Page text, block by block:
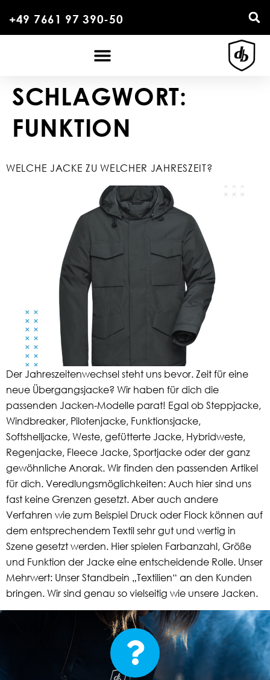
+49 7661 97 390-50
SCHLAGWORT:
FUNKTION
WELCHE JACKE ZU WELCHER JAHRESZEIT?
Der Jahreszeitenwechsel steht uns bevor. Zeit für eine
neue Übergangsjacke? Wir haben für dich die
passenden Jacken-Modelle parat! Egal ob Steppjacke,
Windbreaker, Pilotenjacke, Funktionsjacke,
Softshelljacke, Weste, gefütterte Jacke, Hybridweste,
Regenjacke, Fleece Jacke, Sportjacke oder der ganz
gewöhnliche Anorak. Wir finden den passenden Artikel
für dich. Veredlungsmöglichkeiten: Auch hier sind uns
fast keine Grenzen gesetzt. Aber auch andere
Verfahren wie zum Beispiel Druck oder Flock können auf
dem entsprechendem Textil sehr gut und wertig in
Szene gesetzt werden. Hier spielen Farbanzahl, Größe
und Funktion der Jacke eine entscheidende Rolle. Unser
Mehrwert: Unser Standbein „Textilien“ an den Kunden
bringen. Wir sind genau so vielseitig wie unsere Jacken.